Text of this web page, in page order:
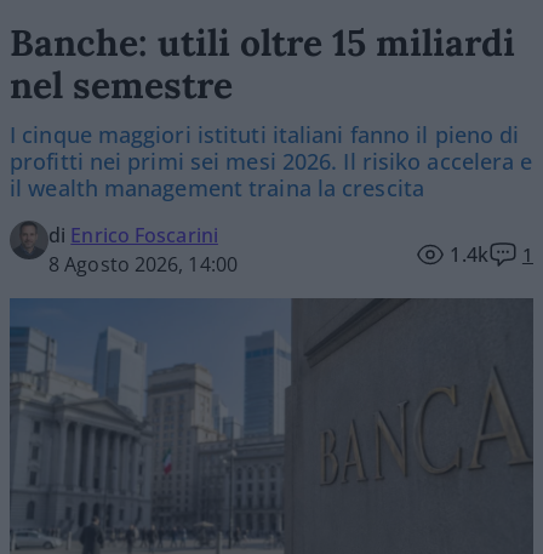
Banche: utili oltre 15 miliardi
nel semestre
I cinque maggiori istituti italiani fanno il pieno di
profitti nei primi sei mesi 2026. Il risiko accelera e
il wealth management traina la crescita
di Enrico Foscarini
8 Agosto 2026, 14:00
1.4k 1